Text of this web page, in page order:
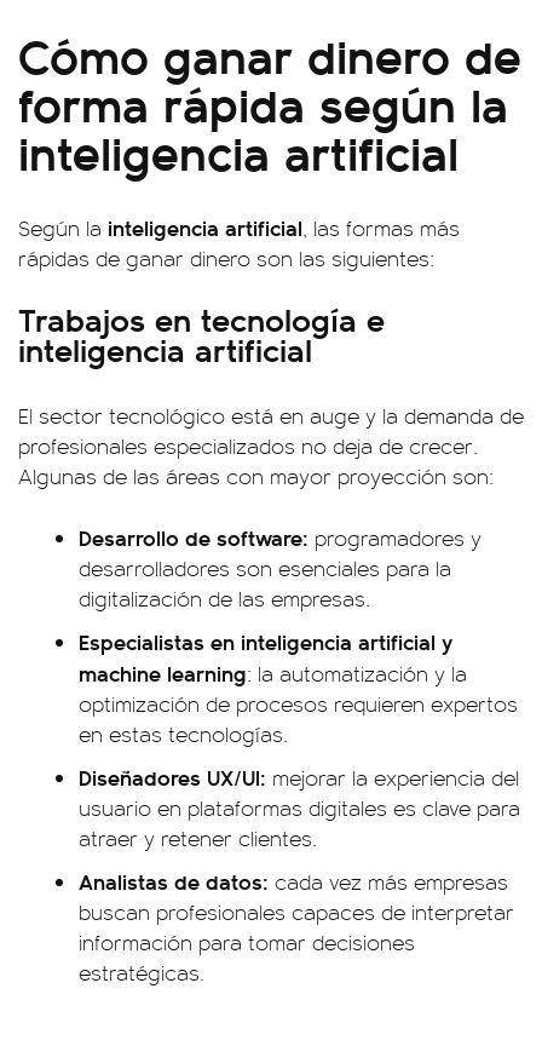
Cómo ganar dinero de
forma rápida según la
inteligencia artificial
Según la inteligencia artificial, las formas más
rápidas de ganar dinero son las siguientes:
Trabajos en tecnología e
inteligencia artificial
El sector tecnológico está en auge y la demanda de
profesionales especializados no deja de crecer.
Algunas de las áreas con mayor proyección son:
Desarrollo de software: programadores y
desarrolladores son esenciales para la
digitalización de las empresas.
Especialistas en inteligencia artificial y
machine learning: la automatización y la
optimización de procesos requieren expertos
en estas tecnologías.
Diseñadores UX/UI: mejorar la experiencia del
usuario en plataformas digitales es clave para
atraer y retener clientes.
Analistas de datos: cada vez más empresas
buscan profesionales capaces de interpretar
información para tomar decisiones
estratégicas.